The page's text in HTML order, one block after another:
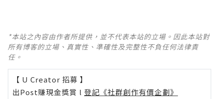
*本站之內容由作者所提供，並不代表本站的立場。因此本站對
所有博客的立場、真實性、準確性及完整性不負任何法律責
任。
【 U Creator 招募 】
出Post賺現金獎賞 l 登記《社群創作有價企劃》